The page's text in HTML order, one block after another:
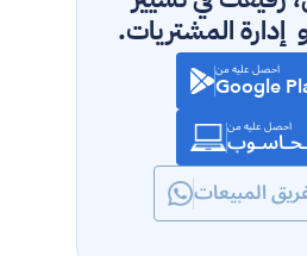
إدارة المشتريات.
المبيعات
احصل عليه من
احصل عليه من
Google